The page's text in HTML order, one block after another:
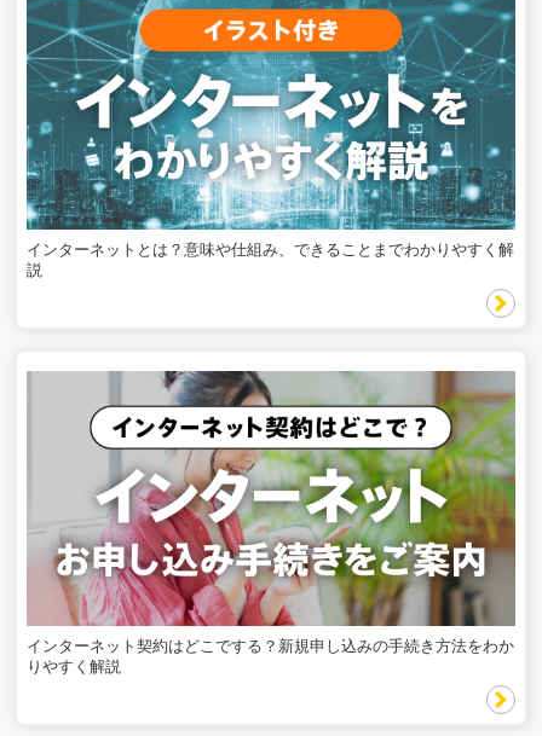
インターネットとは？意味や仕組み、できることまでわかりやすく解
説
インターネット契約はどこでする？新規申し込みの手続き方法をわか
りやすく解説